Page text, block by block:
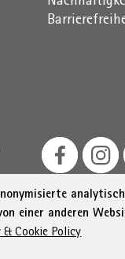
einer anderen
& Cookie Policy